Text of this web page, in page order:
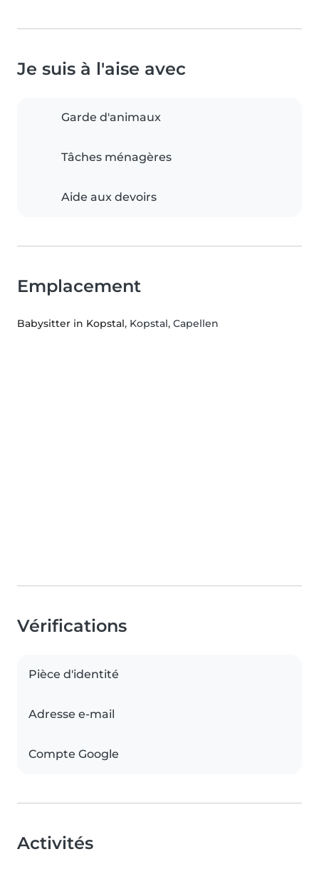
Je suis à l'aise avec
Garde d'animaux
Tâches ménagères
Aide aux devoirs
Emplacement
Babysitter in Kopstal, Kopstal, Capellen
Vérifications
Pièce d'identité
Adresse e-mail
Compte Google
Activités